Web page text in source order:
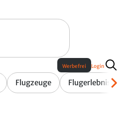
Flugzeuge Flugerlebnis
Werbefrei Login